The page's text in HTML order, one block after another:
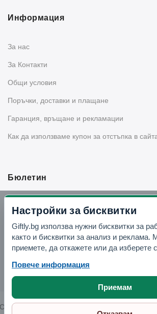
Информация
За нас
За Контакти
Общи условия
Поръчки, доставки и плащане
Гаранция, връщане и рекламации
Как да използваме купон за отстъпка в
Бюлетин
Вземи -10% отстъпка в Telegram
Отвори Telegram
Copyright © 2026 GIFTLY.BG. All rights reserved.
Настройки за бисквитки
Giftly.bg използва нужни бисквитки за
както и бисквитки за анализ и реклама.
приемете, да откажете или да изберете
Повече информация
Приемам